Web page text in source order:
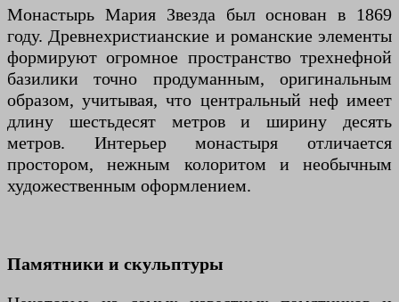
Монастырь Мария Звезда был основан в 1869
году. Древнехристианские и романские элементы
формируют огромное пространство трехнефной
базилики точно продуманным, оригинальным
образом, учитывая, что центральный неф имеет
длину шестьдесят метров и ширину десять
метров. Интерьер монастыря отличается
простором, нежным колоритом и необычным
художественным оформлением.
Памятники и скульптуры